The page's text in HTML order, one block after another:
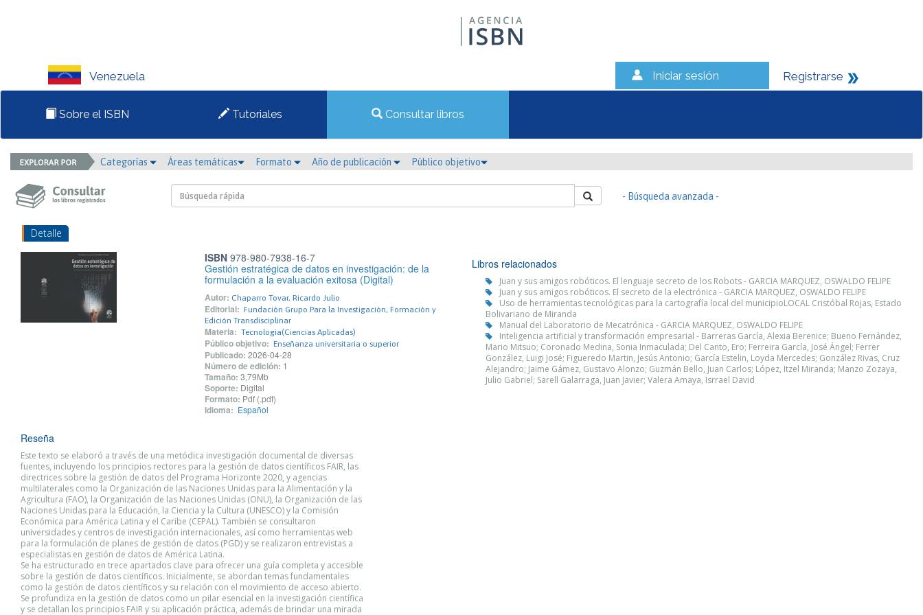
Venezuela Iniciar sesión Registrarse
Sobre el ISBN Tutoriales Consultar libros
Categorías Áreas temáticas Formato Año de publicación Público objetivo
- Búsqueda avanzada -
Detalle
ISBN978-980-7938-16-7
Gestión estratégica de datos en investigación: de la
formulación a la evaluación exitosa (Digital)
Autor: Chaparro Tovar, Ricardo Julio
Editorial: Fundación Grupo Para la Investigación, Formación y
Edición Transdisciplinar
Materia: Tecnologia(Ciencias Aplicadas)
Público objetivo: Enseñanza universitaria o superior
Publicado: 2026-04-28
Número de edición: 1
Tamaño: 3,79Mb
Soporte: Digital
Formato: Pdf (.pdf)
Idioma: Español
Libros relacionados
Juan y sus amigos robóticos. El lenguaje secreto de los Robots - GARCIA MARQUEZ, OSWALDO FELIPE
Juan y sus amigos robóticos. El secreto de la electrónica - GARCIA MARQUEZ, OSWALDO FELIPE
Uso de herramientas tecnológicas para la cartografía local del municipioLOCAL Cristóbal Rojas, Estado
Bolivariano de Miranda
Manual del Laboratorio de Mecatrónica - GARCIA MARQUEZ, OSWALDO FELIPE
Inteligencia artificial y transformación empresarial - Barreras García, Alexia Berenice; Bueno Fernández,
Mario Mitsuo; Coronado Medina, Sonia Inmaculada; Del Canto, Ero; Ferreira García, José Ángel; Ferrer
González, Luigi José; Figueredo Martin, Jesús Antonio; García Estelin, Loyda Mercedes; González Rivas, Cruz
Alejandro; Jaime Gámez, Gustavo Alonzo; Guzmán Bello, Juan Carlos; López, Itzel Miranda; Manzo Zozaya,
Julio Gabriel; Sarell Galarraga, Juan Javier; Valera Amaya, Isrrael David
Reseña
Este texto se elaboró a través de una metódica investigación documental de diversas
fuentes, incluyendo los principios rectores para la gestión de datos científicos FAIR, las
directrices sobre la gestión de datos del Programa Horizonte 2020, y agencias
multilaterales como la Organización de las Naciones Unidas para la Alimentación y la
Agricultura (FAO), la Organización de las Naciones Unidas (ONU), la Organización de las
Naciones Unidas para la Educación, la Ciencia y la Cultura (UNESCO) y la Comisión
Económica para América Latina y el Caribe (CEPAL). También se consultaron
universidades y centros de investigación internacionales, así como herramientas web
para la formulación de planes de gestión de datos (PGD) y se realizaron entrevistas a
especialistas en gestión de datos de América Latina.
Se ha estructurado en trece apartados clave para ofrecer una guía completa y accesible
sobre la gestión de datos científicos. Inicialmente, se abordan temas fundamentales
como la gestión de datos científicos y su relación con el movimiento de acceso abierto.
Se profundiza en la gestión de datos como un pilar esencial en la investigación científica
y se detallan los principios FAIR y su aplicación práctica, además de brindar una mirada